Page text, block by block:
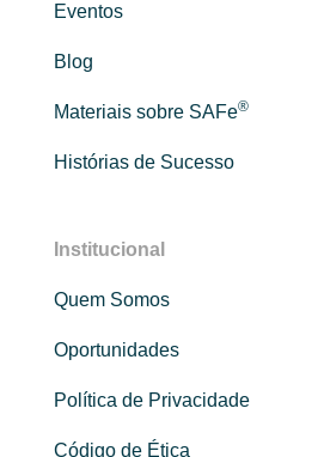
Eventos
Blog
Materiais sobre SAFe®
Histórias de Sucesso
Institucional
Quem Somos
Oportunidades
Política de Privacidade
Código de Ética